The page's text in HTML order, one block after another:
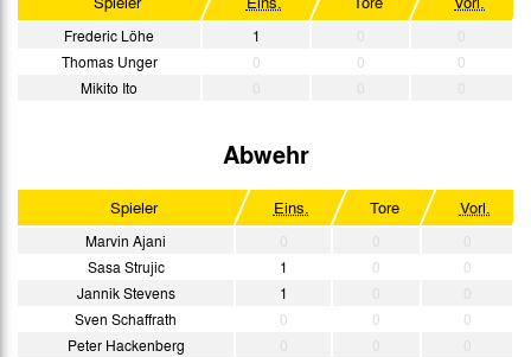
Frederic Löhe 1
Thomas Unger
0 0
0
Mikito Ito
Abwehr
Spieler Eins. Tore Vorl.
Marvin Ajani
Sasa Strujic
1 0
0
Jannik Stevens
1
Sven Schaffrath
0 0
0
Peter Hackenberg